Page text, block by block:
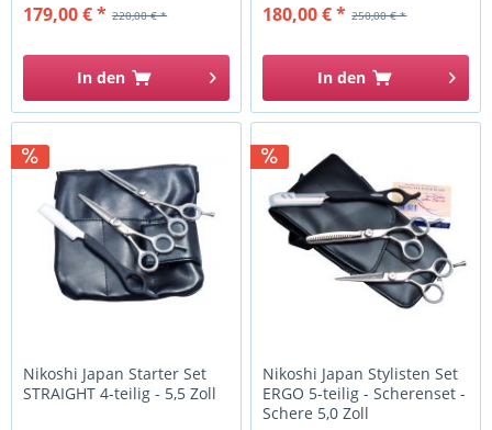
220,00 € *
179,00 € *
In den
250,00 € *
180,00 € *
In den
Nikoshi Japan Starter Set
STRAIGHT 4-teilig - 5,5 Zoll
Nikoshi Japan Stylisten Set
ERGO 5-teilig - Scherenset -
Schere 5,0 Zoll